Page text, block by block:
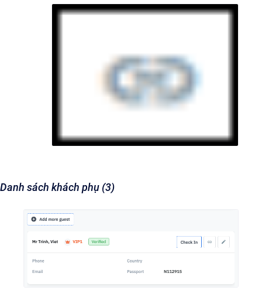
Danh sách khách phụ (3)